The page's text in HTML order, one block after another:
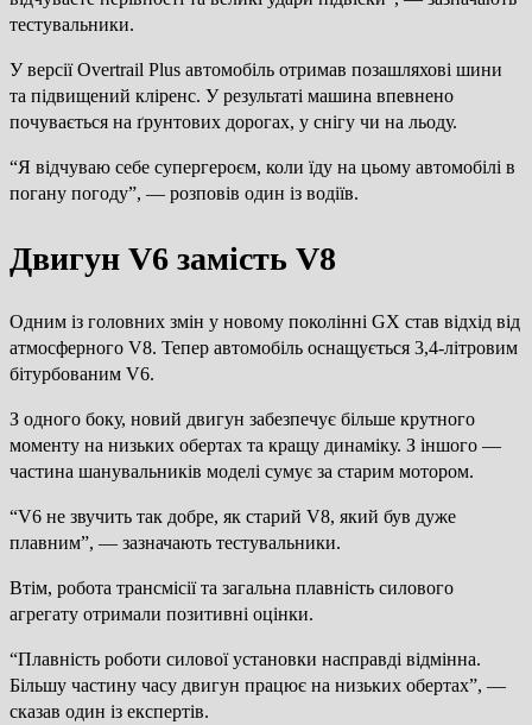
тестувальники.
У версії Overtrail Plus автомобіль отримав позашляхові шини
та підвищений кліренс. У результаті машина впевнено
почувається на ґрунтових дорогах, у снігу чи на льоду.
“Я відчуваю себе супергероєм, коли їду на цьому автомобілі в
погану погоду”, — розповів один із водіїв.
Двигун V6 замість V8
Одним із головних змін у новому поколінні GX став відхід від
атмосферного V8. Тепер автомобіль оснащується 3,4-літровим
бітурбованим V6.
З одного боку, новий двигун забезпечує більше крутного
моменту на низьких обертах та кращу динаміку. З іншого —
частина шанувальників моделі сумує за старим мотором.
“V6 не звучить так добре, як старий V8, який був дуже
плавним”, — зазначають тестувальники.
Втім, робота трансмісії та загальна плавність силового
агрегату отримали позитивні оцінки.
“Плавність роботи силової установки насправді відмінна.
Більшу частину часу двигун працює на низьких обертах”, —
сказав один із експертів.